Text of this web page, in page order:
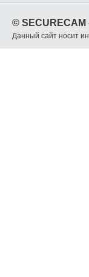
©
Данный сайт носит